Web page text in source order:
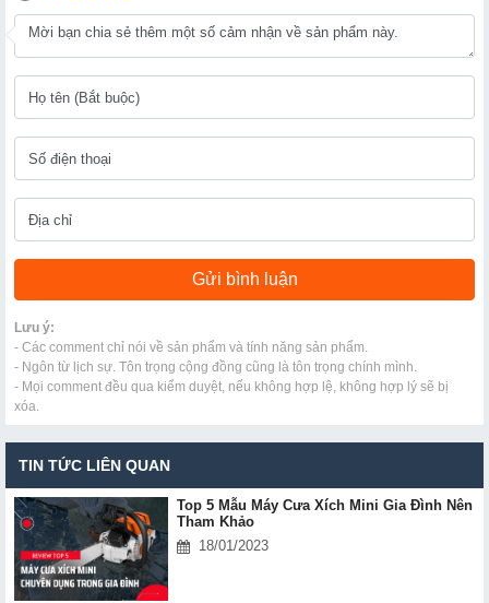
Lưu ý:
- Các comment chỉ nói về sản phẩm và tính năng sản phẩm.
- Ngôn từ lịch sự. Tôn trọng cộng đồng cũng là tôn trọng chính mình.
- Mọi comment đều qua kiểm duyệt, nếu không hợp lệ, không hợp lý sẽ bị
xóa.
TIN TỨC LIÊN QUAN
Top 5 Mẫu Máy Cưa Xích Mini Gia Đình Nên
Tham Khảo
18/01/2023